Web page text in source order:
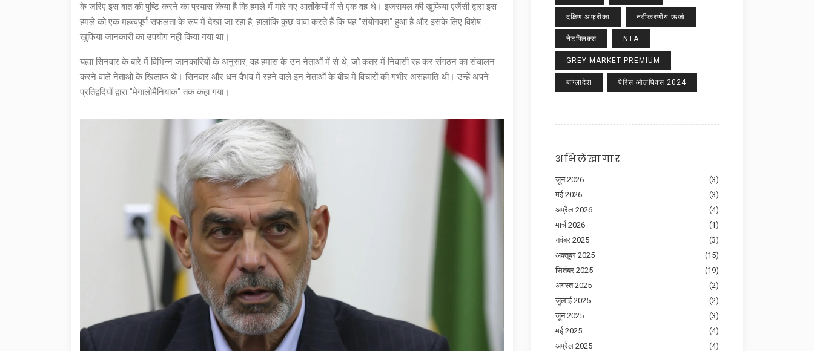
के जरिए इस बात की पुष्टि करने का प्रयास किया है कि हमले में मारे गए आतंकियों में से एक वह थे। इजरायल की खुफिया एजेंसी द्वारा इस
हमले को एक महत्वपूर्ण सफलता के रूप में देखा जा रहा है, हालांकि कुछ दावा करते हैं कि यह "संयोगवश" हुआ है और इसके लिए विशेष
खुफिया जानकारी का उपयोग नहीं किया गया था।
यह्या सिनवार के बारे में विभिन्न जानकारियों के अनुसार, वह हमास के उन नेताओं में से थे, जो कतर में निवासी रह कर संगठन का संचालन
करने वाले नेताओं के खिलाफ थे। सिनवार और धन-वैभव में रहने वाले इन नेताओं के बीच में विचारों की गंभीर असहमति थी। उन्हें अपने
प्रतिद्वंदियों द्वारा "मेगालोमैनियाक" तक कहा गया।
दक्षिण अफ्रीका नवीकरणीय ऊर्जा
नेटफ्लिक्स NTA
GREY MARKET PREMIUM
बांग्लादेश पेरिस ओलंपिक्स 2024
अभिलेखागार
जून 2026
(3)
मई 2026
(3)
अप्रैल 2026
(4)
मार्च 2026
(1)
नवंबर 2025
(3)
अक्तूबर 2025
(15)
सितंबर 2025
(19)
अगस्त 2025
(2)
जुलाई 2025
(2)
जून 2025
(3)
मई 2025
(4)
अप्रैल 2025
(4)